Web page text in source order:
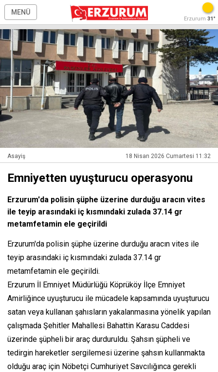
MENÜ
Erzurum 31°
Asayiş 18 Nisan 2026 Cumartesi 11:32
Emniyetten uyuşturucu operasyonu
Erzurum'da polisin şüphe üzerine durduğu aracın vites
ile teyip arasındaki iç kısmındaki zulada 37.14 gr
metamfetamin ele geçirildi
Erzurum'da polisin şüphe üzerine durduğu aracın vites ile
teyip arasındaki iç kısmındaki zulada 37.14 gr
metamfetamin ele geçirildi.
Erzurum İl Emniyet Müdürlüğü Köprüköy İlçe Emniyet
Amirliğince uyuşturucu ile mücadele kapsamında uyuşturucu
satan veya kullanan şahısların yakalanmasına yönelik yapılan
çalışmada Şehitler Mahallesi Bahattin Karasu Caddesi
üzerinde şüpheli bir araç durduruldu. Şahsın şüpheli ve
tedirgin hareketler sergilemesi üzerine şahsın kullanmakta
olduğu araç için Nöbetçi Cumhuriyet Savcılığınca gerekli